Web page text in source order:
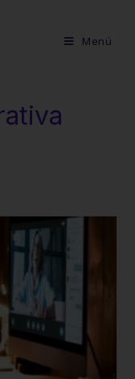
Menú